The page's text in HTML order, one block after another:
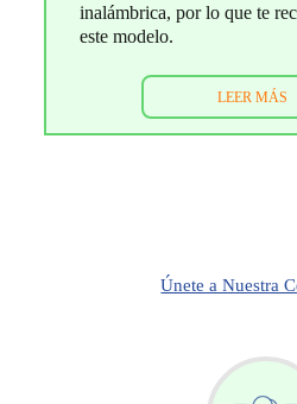
Únete a Nuestra
inalámbrica, por lo que te
este modelo.
LEER MÁS